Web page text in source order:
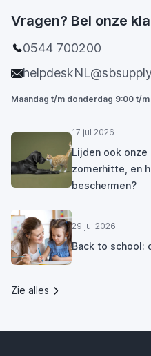
Vragen? Bel onze
0544 700200
Maandag t/m donderdag 9:00 t/
17 jul 2026
Lijden ook
zomerhitte, en
beschermen?
29 jul 2026
Back to school:
Zie alles